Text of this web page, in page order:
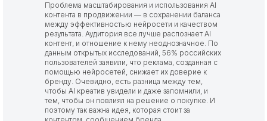
Проблема масштабирования и использования AI
контента в продвижении — в сохранении баланса
между эффективностью нейросети и качеством
результата. Аудитория все лучше распознает AI
контент, и отношение к нему неоднозначное. По
данным открытых исследований, 56% российских
пользователей заявили, что реклама, созданная с
помощью нейросетей, снижает их доверие к
бренду. Очевидно, есть разница между тем,
чтобы AI креатив увидели и даже запомнили, и
тем, чтобы он повлиял на решение о покупке. И
поэтому так важна идея, которая стоит за